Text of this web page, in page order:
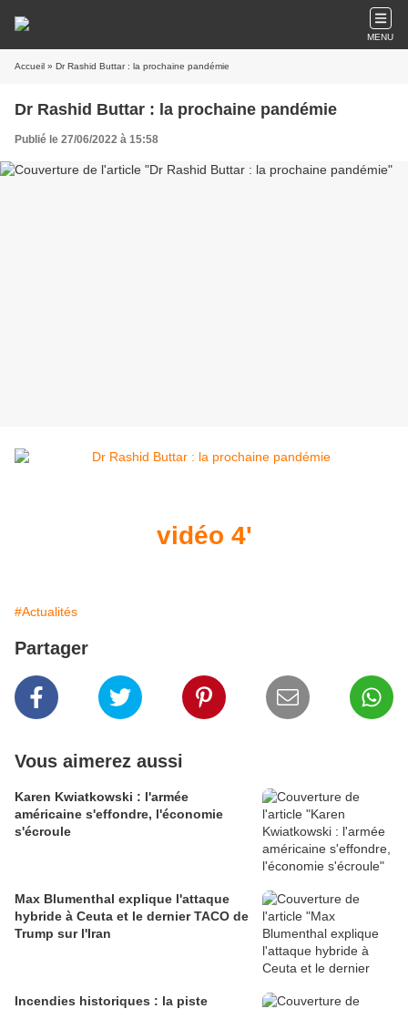
MENU
Accueil » Dr Rashid Buttar : la prochaine pandémie
Dr Rashid Buttar : la prochaine pandémie
Publié le 27/06/2022 à 15:58
vidéo 4'
#Actualités
Partager
Vous aimerez aussi
Karen Kwiatkowski : l'armée
américaine s'effondre, l'économie
s'écroule
Max Blumenthal explique l'attaque
hybride à Ceuta et le dernier TACO de
Trump sur l'Iran
Incendies historiques : la piste